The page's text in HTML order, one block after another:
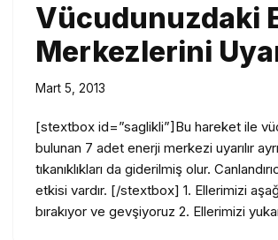
Vücudunuzdaki
Merkezlerini
Mart 5, 2013
[stextbox id=”saglikli”]Bu hareket ile
bulunan 7 adet enerji merkezi uyarılır
tıkanıklıkları da giderilmiş olur.
etkisi vardır. [/stextbox] 1. Ellerimizi
bırakıyor ve gevşiyoruz 2. Ellerimizi